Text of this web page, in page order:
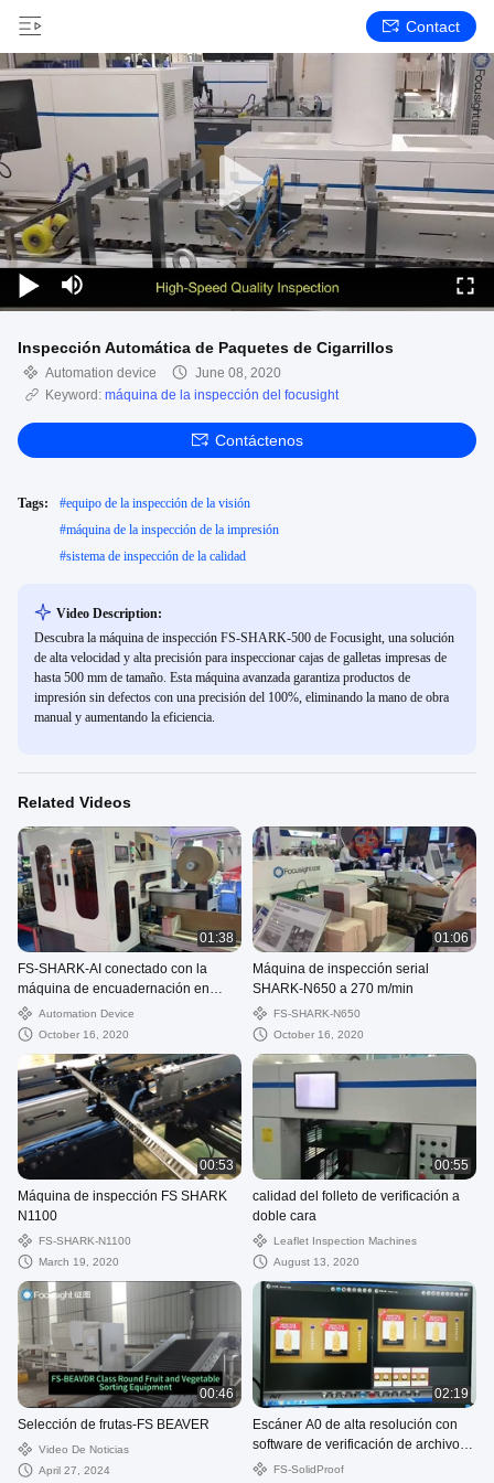
Contact
Inspección Automática de Paquetes de Cigarrillos
Automation device
June 08, 2020
Keyword: máquina de la inspección del focusight
Contáctenos
Tags: #equipo de la inspección de la visión
#máquina de la inspección de la impresión
#sistema de inspección de la calidad
Video Description:
Descubra la máquina de inspección FS-SHARK-500 de Focusight, una solución
de alta velocidad y alta precisión para inspeccionar cajas de galletas impresas de
hasta 500 mm de tamaño. Esta máquina avanzada garantiza productos de
impresión sin defectos con una precisión del 100%, eliminando la mano de obra
manual y aumentando la eficiencia.
Related Videos
01:38
FS-SHARK-AI conectado con la
máquina de encuadernación en
líneaAutomation Device
October 16, 2020
01:06
Máquina de inspección serial
SHARK-N650 a 270 m/min
FS-SHARK-N650
October 16, 2020
00:53
Máquina de inspección FS SHARK
N1100
FS-SHARK-N1100
March 19, 2020
00:55
calidad del folleto de verificación a
doble cara
Leaflet Inspection Machines
August 13, 2020
00:46
Selección de frutas-FS BEAVER
Video De Noticias
April 27, 2024
02:19
Escáner A0 de alta resolución con
software de verificación de archivos
de diseño
FS-SolidProof